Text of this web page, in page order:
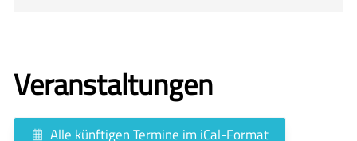
Veranstaltungen
Alle künftigen Termine im iCal-Format